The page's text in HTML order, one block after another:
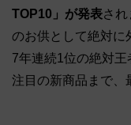
TOP10」が発表さ
のお供として絶対に
7年連続1位の絶対
注目の新商品まで、